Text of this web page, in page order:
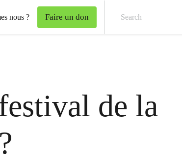
nous ? Faire un don
de la